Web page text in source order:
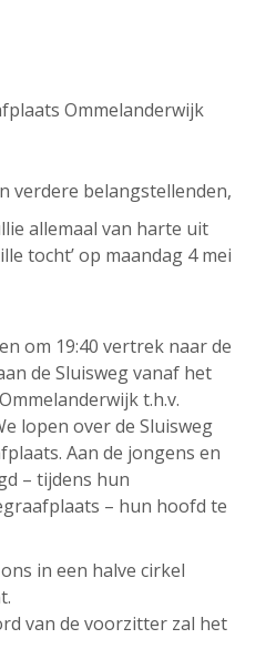
Ommelanderwijk
verdere belangstellenden,
allemaal van harte uit
tocht’ op maandag 4 mei
om 19:40 vertrek naar de
de Sluisweg vanaf het
t.h.v.
lopen over de Sluisweg
Aan de jongens en
– tijdens hun
– hun hoofd te
in een halve cirkel
van de voorzitter zal het